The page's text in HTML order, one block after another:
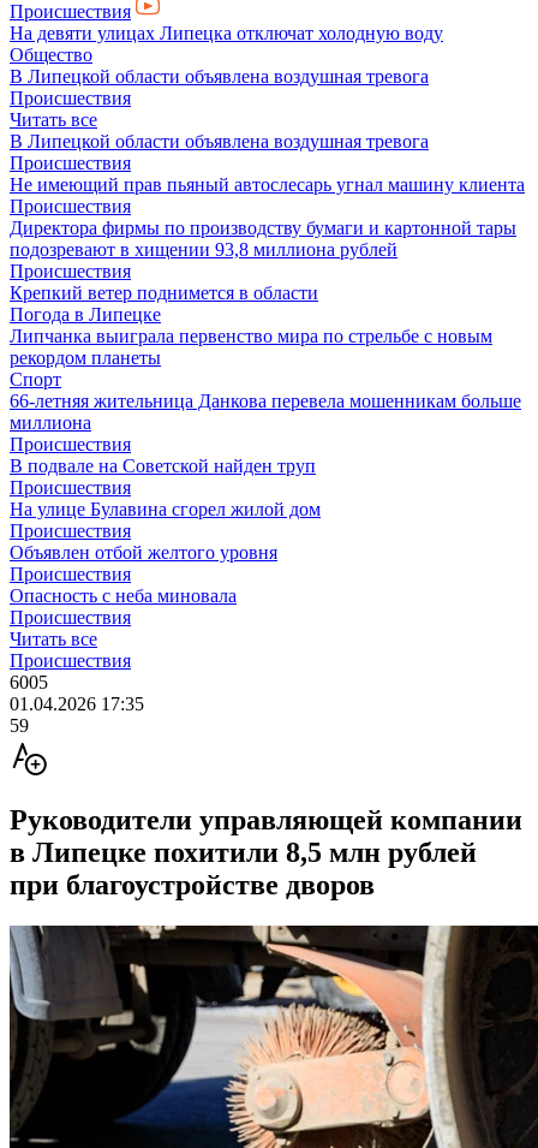
Происшествия
На девяти улицах Липецка отключат холодную воду
Общество
В Липецкой области объявлена воздушная тревога
Происшествия
Читать все
В Липецкой области объявлена воздушная тревога
Происшествия
Не имеющий прав пьяный автослесарь угнал машину клиента
Происшествия
Директора фирмы по производству бумаги и картонной тары
подозревают в хищении 93,8 миллиона рублей
Происшествия
Крепкий ветер поднимется в области
Погода в Липецке
Липчанка выиграла первенство мира по стрельбе с новым
рекордом планеты
Спорт
66-летняя жительница Данкова перевела мошенникам больше
миллиона
Происшествия
В подвале на Советской найден труп
Происшествия
На улице Булавина сгорел жилой дом
Происшествия
Объявлен отбой желтого уровня
Происшествия
Опасность с неба миновала
Происшествия
Читать все
Происшествия
6005
01.04.2026 17:35
59
Руководители управляющей компании
в Липецке похитили 8,5 млн рублей
при благоустройстве дворов